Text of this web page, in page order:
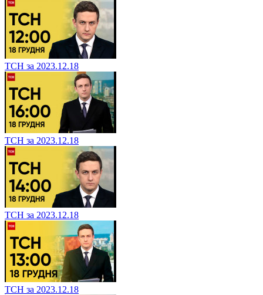
ТСН за 2023.12.18
ТСН за 2023.12.18
ТСН за 2023.12.18
ТСН за 2023.12.18